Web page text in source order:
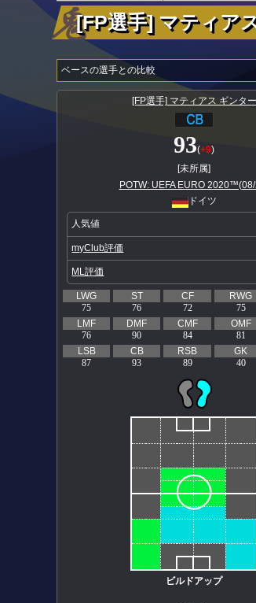
[FP選手] マティア
ベースの選手との比較
[FP選手] マティアス ギンター
93(+9)
[未所属]
POTW: UEFA EURO
ドイツ
人気値
myClub評価
ML評価
LWG
75
ST
76
CF
72
RWG
75
LMF
76
DMF
90
CMF
84
OMF
81
LSB
87
CB
93
RSB
89
GK
40
ビルドアップ